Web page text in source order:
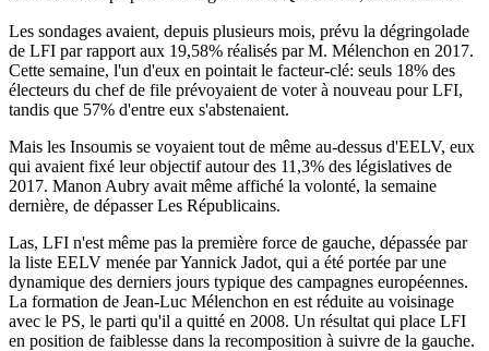
Les sondages avaient, depuis plusieurs mois, prévu la dégringolade
de LFI par rapport aux 19,58% réalisés par M. Mélenchon en 2017.
Cette semaine, l'un d'eux en pointait le facteur-clé: seuls 18% des
électeurs du chef de file prévoyaient de voter à nouveau pour LFI,
tandis que 57% d'entre eux s'abstenaient.
Mais les Insoumis se voyaient tout de même au-dessus d'EELV, eux
qui avaient fixé leur objectif autour des 11,3% des législatives de
2017. Manon Aubry avait même affiché la volonté, la semaine
dernière, de dépasser Les Républicains.
Las, LFI n'est même pas la première force de gauche, dépassée par
la liste EELV menée par Yannick Jadot, qui a été portée par une
dynamique des derniers jours typique des campagnes européennes.
La formation de Jean-Luc Mélenchon en est réduite au voisinage
avec le PS, le parti qu'il a quitté en 2008. Un résultat qui place LFI
en position de faiblesse dans la recomposition à suivre de la gauche.